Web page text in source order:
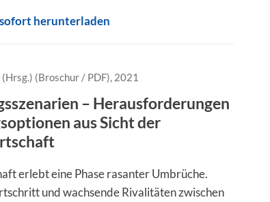
sofort herunterladen
(Broschur / PDF), 2021
– Herausforderungen
aus Sicht der
erlebt eine Phase rasanter Umbrüche.
und wachsende Rivalitäten zwischen